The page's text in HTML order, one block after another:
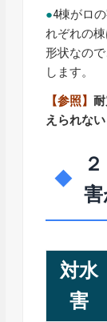
●4棟がロ
れぞれの
形状なの
します。
【参照】
えられない
対水
害